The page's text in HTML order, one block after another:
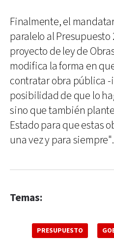
Finalmente, el
paralelo al
proyecto de ley de
modifica la forma en
contratar obra pública
posibilidad de que lo
sino que también
Estado para que estas
una vez y para siempre".
Temas:
PRESUPUESTO